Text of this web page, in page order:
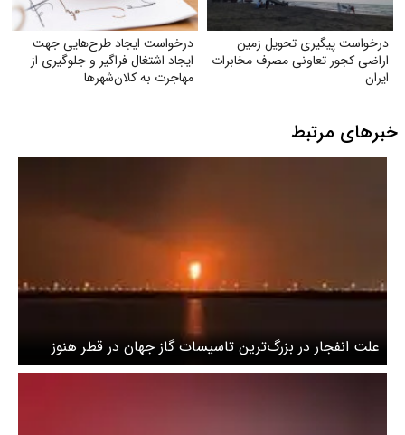
درخواست پیگیری تحویل زمین
اراضی کجور تعاونی مصرف مخابرات
ایران
درخواست ایجاد طرح‌هایی جهت
ایجاد اشتغال فراگیر و جلوگیری از
مهاجرت به کلان‌شهرها
خبرهای مرتبط
علت انفجار در بزرگ‌ترین تاسیسات گاز جهان در قطر هنوز
معلوم نیست / ۱۳ کشته تا این لحظه